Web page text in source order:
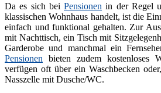
Da es sich beiPensionen in der Regel
klassischen Wohnhaus handelt, ist die
einfach und funktional gehalten. Zur
mit Nachttisch, ein Tisch mit
Garderobe und manchmal ein
Pensionen bieten zudem
verfügen oft über ein Waschbecken
Nasszelle mit Dusche/WC.